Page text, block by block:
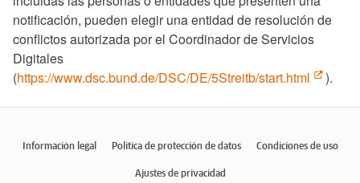
notificación, pueden elegir una entidad de resolución de
conflictos autorizada por el Coordinador de Servicios
Digitales
(https://www.dsc.bund.de/DSC/DE/5Streitb/start.html ).
Información legal Política de protección de datos Condiciones de uso
Ajustes de privacidad